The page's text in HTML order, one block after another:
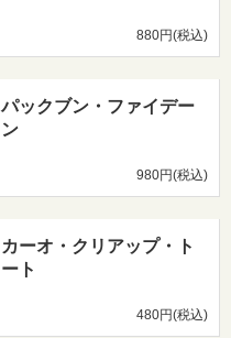
880円(税込)
パックブン・ファイデー
ン
980円(税込)
カーオ・クリアップ・ト
ート
480円(税込)